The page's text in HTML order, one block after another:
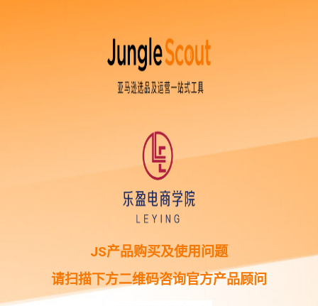
JS产品购买及使用问题
请扫描下方二维码咨询官方产品顾问